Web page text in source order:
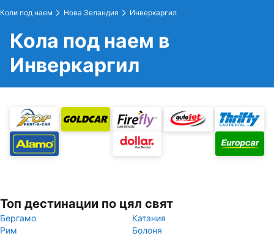
Коли под наем Нова Зеландия Инверкаргил
Кола под наем в
Инверкаргил
Топ дестинации по цял свят
Бергамо
Катания
Рим
Болоня